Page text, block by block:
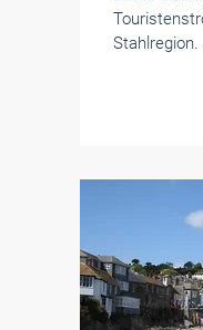
Stahlregion.